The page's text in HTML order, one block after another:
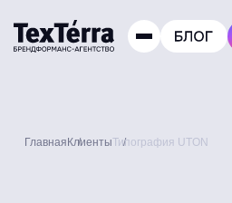
Главная КлиентыТипография UTON